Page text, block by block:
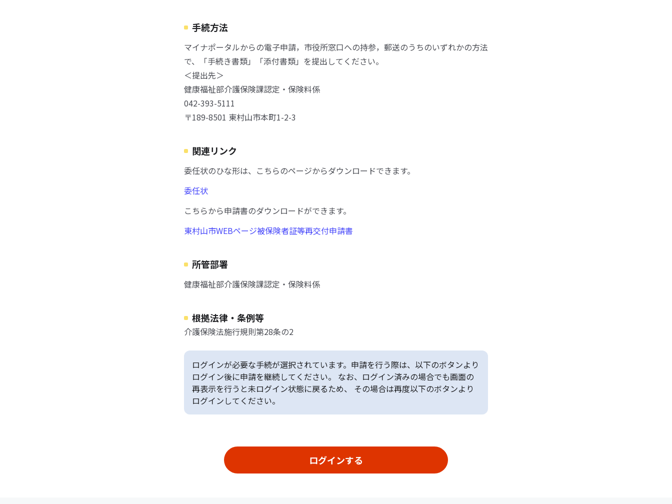
手続方法
マイナポータルからの電子申請，市役所窓口への持参，郵送のうちのいずれかの方法
で、「手続き書類」「添付書類」を提出してください。
＜提出先＞
健康福祉部介護保険課認定・保険料係
042-393-5111
〒189-8501 東村山市本町1-2-3
関連リンク
委任状のひな形は、こちらのページからダウンロードできます。
委任状
こちらから申請書のダウンロードができます。
東村山市WEBページ被保険者証等再交付申請書
所管部署
健康福祉部介護保険課認定・保険料係
根拠法律・条例等
介護保険法施行規則第28条の2
ログインが必要な手続が選択されています。申請を行う際は、以下のボタンより
ログイン後に申請を継続してください。 なお、ログイン済みの場合でも画面の
再表示を行うと未ログイン状態に戻るため、 その場合は再度以下のボタンより
ログインしてください。